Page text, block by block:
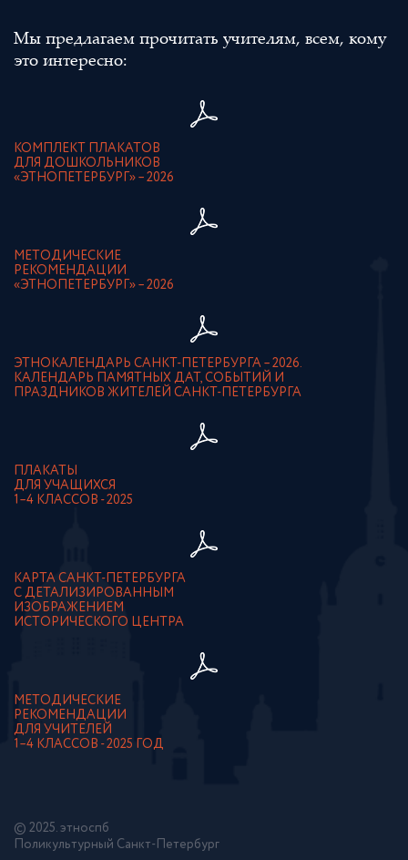
Мы предлагаем прочитать учителям, всем, кому
это интересно:
КОМПЛЕКТ ПЛАКАТОВ
ДЛЯ ДОШКОЛЬНИКОВ
«ЭТНОПЕТЕРБУРГ» – 2026
МЕТОДИЧЕСКИЕ
РЕКОМЕНДАЦИИ
«ЭТНОПЕТЕРБУРГ» – 2026
ЭТНОКАЛЕНДАРЬ САНКТ-ПЕТЕРБУРГА – 2026.
КАЛЕНДАРЬ ПАМЯТНЫХ ДАТ, СОБЫТИЙ И
ПРАЗДНИКОВ ЖИТЕЛЕЙ САНКТ-ПЕТЕРБУРГА
ПЛАКАТЫ
ДЛЯ УЧАЩИХСЯ
1–4 КЛАССОВ - 2025
КАРТА САНКТ-ПЕТЕРБУРГА
С ДЕТАЛИЗИРОВАННЫМ
ИЗОБРАЖЕНИЕМ
ИСТОРИЧЕСКОГО ЦЕНТРА
МЕТОДИЧЕСКИЕ
РЕКОМЕНДАЦИИ
ДЛЯ УЧИТЕЛЕЙ
1–4 КЛАССОВ - 2025 ГОД
© 2025. этноспб
Поликультурный Санкт-Петербург